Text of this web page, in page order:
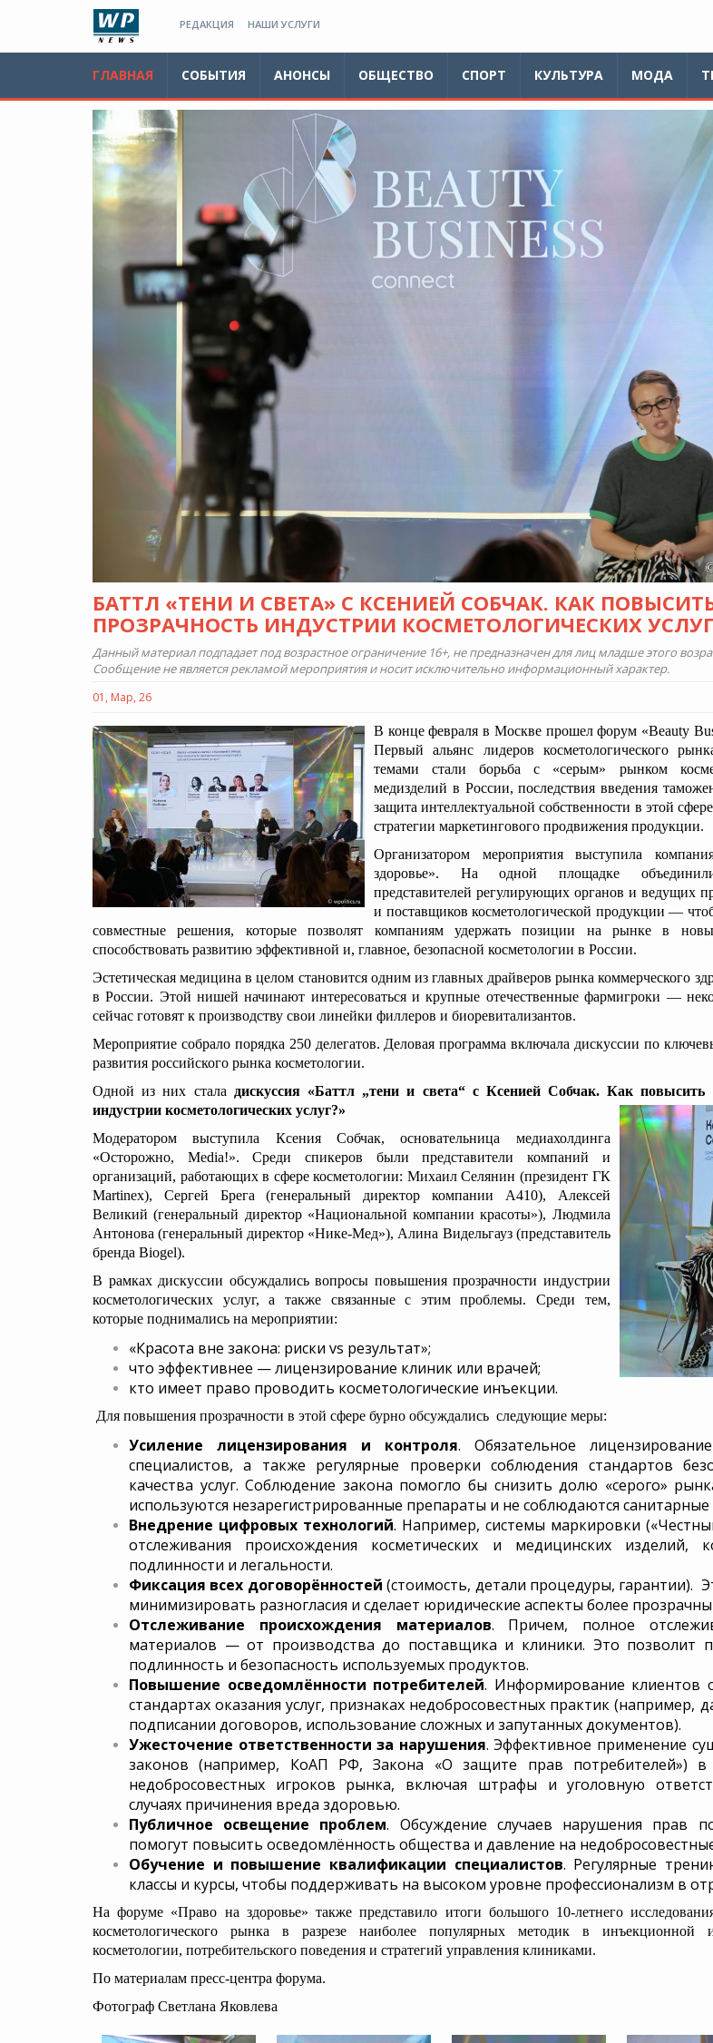
РЕДАКЦИЯ НАШИ УСЛУГИ
ГЛАВНАЯ СОБЫТИЯ АНОНСЫ ОБЩЕСТВО СПОРТ КУЛЬТУРА МОДА
БАТТЛ «ТЕНИ И СВЕТА» С КСЕНИЕЙ СОБЧАК. КАК
ПРОЗРАЧНОСТЬ ИНДУСТРИИ КОСМЕТОЛОГИЧЕСКИХ
Данный материал подпадает под возрастное ограничение 16+, не предназначен для лиц младше этого
Сообщение не является рекламой мероприятия и носит исключительно информационный характер.
01, Мар, 26
В конце февраля в Москве прошел форум «Beauty
Первый альянс лидеров косметологического
темами стали борьба с «серым» рынком
медизделий в России, последствия введения
защита интеллектуальной собственности в этой
стратегии маркетингового продвижения продукции.
Организатором мероприятия выступила
здоровье». На одной площадке
представителей регулирующих органов и ведущих
и поставщиков косметологической продукции —
совместные решения, которые позволят компаниям удержать позиции на рынке в
способствовать развитию эффективной и, главное, безопасной косметологии в России.
Эстетическая медицина в целом становится одним из главных драйверов рынка коммерческого
в России. Этой нишей начинают интересоваться и крупные отечественные фармигроки —
сейчас готовят к производству свои линейки филлеров и биоревитализантов.
Мероприятие собрало порядка 250 делегатов. Деловая программа включала дискуссии по
развития российского рынка косметологии.
Одной из них стала дискуссия «Баттл „тени и света“ с Ксенией Собчак. Как повысить
индустрии косметологических услуг?»
Модератором выступила Ксения Собчак, основательница медиахолдинга
«Осторожно, Media!». Среди спикеров были представители компаний и
организаций, работающих в сфере косметологии: Михаил Селянин (президент ГК
Martinex), Сергей Брега (генеральный директор компании А410), Алексей
Великий (генеральный директор «Национальной компании красоты»), Людмила
Антонова (генеральный директор «Нике-Мед»), Алина Видельгауз (представитель
бренда Biogel).
В рамках дискуссии обсуждались вопросы повышения прозрачности индустрии
косметологических услуг, а также связанные с этим проблемы. Среди тем,
которые поднимались на мероприятии:
«Красота вне закона: риски vs результат»;
что эффективнее — лицензирование клиник или врачей;
кто имеет право проводить косметологические инъекции.
Для повышения прозрачности в этой сфере бурно обсуждались следующие меры:
Усиление лицензирования и контроля. Обязательное
специалистов, а также регулярные проверки соблюдения стандартов
качества услуг. Соблюдение закона помогло бы снизить долю «серого»
используются незарегистрированные препараты и не соблюдаются
Внедрение цифровых технологий. Например, системы маркировки
отслеживания происхождения косметических и медицинских изделий,
подлинности и легальности.
Фиксация всех договорённостей (стоимость, детали процедуры, гарантии).
минимизировать разногласия и сделает юридические аспекты более
Отслеживание происхождения материалов. Причем, полное
материалов — от производства до поставщика и клиники. Это позволит
подлинность и безопасность используемых продуктов.
Повышение осведомлённости потребителей. Информирование клиентов
стандартах оказания услуг, признаках недобросовестных практик (например,
подписании договоров, использование сложных и запутанных документов).
Ужесточение ответственности за нарушения. Эффективное применение
законов (например, КоАП РФ, Закона «О защите прав потребителей»)
недобросовестных игроков рынка, включая штрафы и уголовную
случаях причинения вреда здоровью.
Публичное освещение проблем. Обсуждение случаев нарушения прав
помогут повысить осведомлённость общества и давление на
Обучение и повышение квалификации специалистов. Регулярные
классы и курсы, чтобы поддерживать на высоком уровне профессионализм в
На форуме «Право на здоровье» также представило итоги большого 10-летнего
косметологического рынка в разрезе наиболее популярных методик в инъекционной
косметологии, потребительского поведения и стратегий управления клиниками.
По материалам пресс-центра форума.
Фотограф Светлана Яковлева